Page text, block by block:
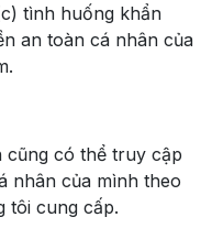
tình huống khẩn
an toàn cá nhân của
cũng có thể truy cập
nhân của mình theo
tôi cung cấp.